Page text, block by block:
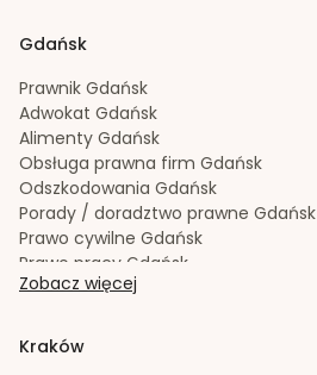
Rozwód
Sporządzanie testamentów
Upadłość konsumencka
Windykacja należności
Zachowek Bydgoszcz
Zakładanie i rejestracja spółek
Gdańsk
Prawnik Gdańsk
Adwokat Gdańsk
Alimenty Gdańsk
Obsługa prawna firm Gdańsk
Odszkodowania Gdańsk
Porady / doradztwo prawne Gdańsk
Prawo cywilne Gdańsk
Prawo pracy Gdańsk
Prawo spadkowe
Rozwód
Zobacz więcej
Kraków